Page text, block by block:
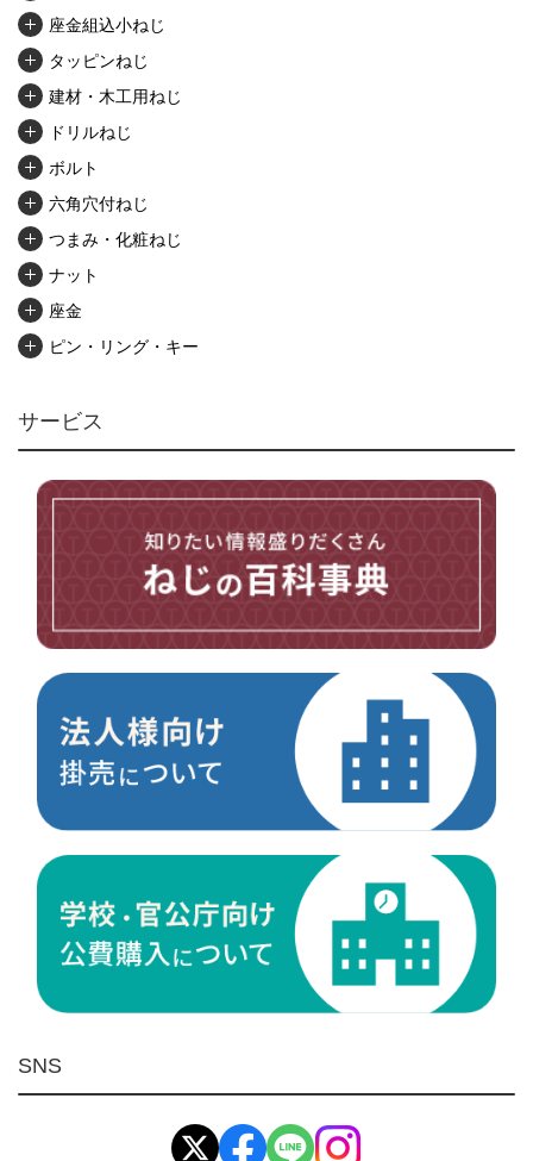
座金組込小ねじ
タッピンねじ
建材・木工用ねじ
ドリルねじ
ボルト
六角穴付ねじ
つまみ・化粧ねじ
ナット
座金
ピン・リング・キー
アンカー・プラグ
ユニファイねじ
その他ねじ
電材・設備
切削工具
ケミカル製品
荷役伝導
環境安全用品
イマオ製品(IMAO)
工業資材(栃木屋)
サービス
SNS